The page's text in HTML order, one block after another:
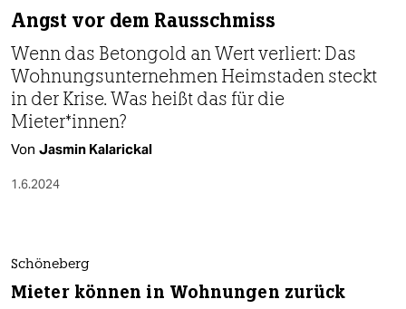
Angst vor dem Rausschmiss
Wenn das Betongold an Wert verliert: Das
Wohnungsunternehmen Heimstaden steckt
in der Krise. Was heißt das für die
Mieter*innen?
Von Jasmin Kalarickal
1.6.2024
Schöneberg
Mieter können in Wohnungen zurück